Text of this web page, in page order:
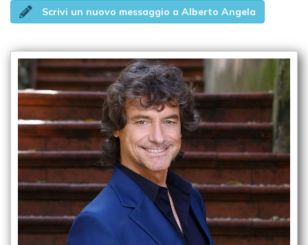
Scrivi un nuovo messaggio a Alberto Angela